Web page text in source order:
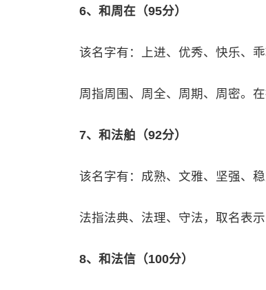
6、和周在（95分）
该名字有：上进、优秀、快乐、
周指周围、周全、周期、周密。
7、和法舶（92分）
该名字有：成熟、文雅、坚强、
法指法典、法理、守法，取名表
8、和法信（100分）